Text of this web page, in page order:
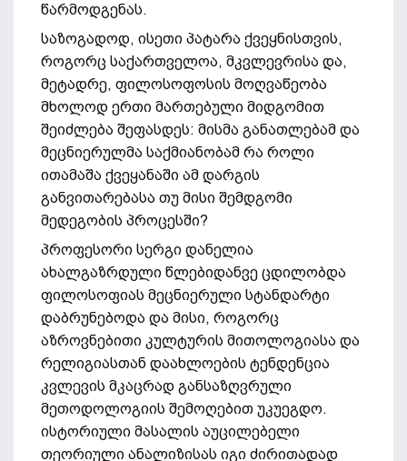
წარმოდგენას.
საზოგადოდ, ისეთი პატარა ქვეყნისთვის,
როგორც საქართველოა, მკვლევრისა და,
მეტადრე, ფილოსოფოსის მოღვაწეობა
მხოლოდ ერთი მართებული მიდგომით
შეიძლება შეფასდეს: მისმა განათლებამ და
მეცნიერულმა საქმიანობამ რა როლი
ითამაშა ქვეყანაში ამ დარგის
განვითარებასა თუ მისი შემდგომი
მედეგობის პროცესში?
პროფესორი სერგი დანელია
ახალგაზრდული წლებიდანვე ცდილობდა
ფილოსოფიას მეცნიერული სტანდარტი
დაბრუნებოდა და მისი, როგორც
აზროვნებითი კულტურის მითოლოგიასა და
რელიგიასთან დაახლოების ტენდენცია
კვლევის მკაცრად განსაზღვრული
მეთოდოლოგიის შემოღებით უკუეგდო.
ისტორიული მასალის აუცილებელი
თეორიული ანალიზისას იგი ძირითადად